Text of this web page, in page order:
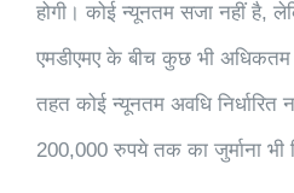
होगी। कोई न्यूनतम सजा नहीं है,
एमडीएमए के बीच कुछ भी
तहत कोई न्यूनतम अवधि
200,000 रुपये तक का जुर्माना भी